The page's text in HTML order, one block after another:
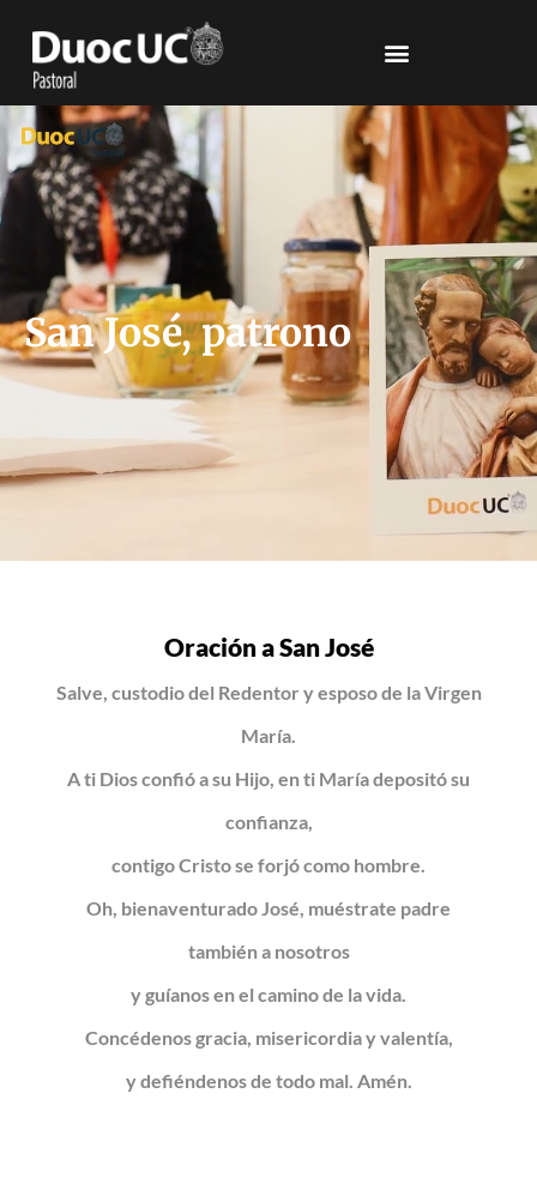
San José, patrono
Oración a San José
Salve, custodio del Redentor y esposo de la Virgen
María.
A ti Dios confió a su Hijo, en ti María depositó su
confianza,
contigo Cristo se forjó como hombre.
Oh, bienaventurado José, muéstrate padre
también a nosotros
y guíanos en el camino de la vida.
Concédenos gracia, misericordia y valentía,
y defiéndenos de todo mal. Amén.